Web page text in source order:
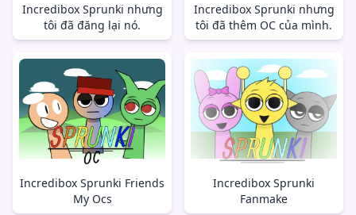
Incredibox Sprunki nhưng
tôi đã đăng lại nó.
Incredibox Sprunki nhưng
tôi đã thêm OC của mình.
Incredibox Sprunki Friends
My Ocs
Incredibox Sprunki
Fanmake